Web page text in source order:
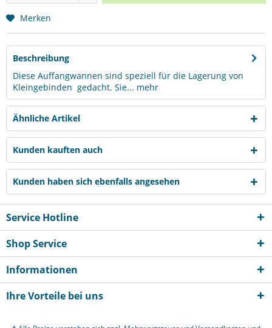
Merken
Beschreibung
Diese Auffangwannen sind speziell für die Lagerung von
Kleingebinden gedacht. Sie... mehr
Ähnliche Artikel
Kunden kauften auch
Kunden haben sich ebenfalls angesehen
Service Hotline
Shop Service
Informationen
Ihre Vorteile bei uns